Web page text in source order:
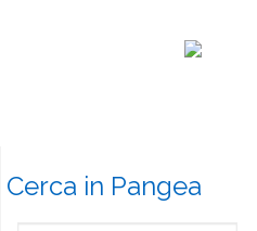
Cerca in Pangea